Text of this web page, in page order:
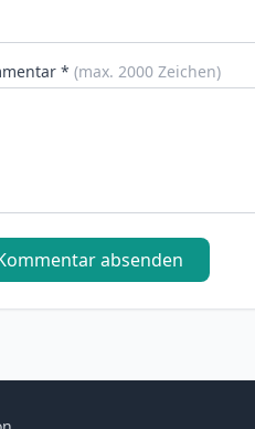
* (max. 2000 Zeichen)
absenden